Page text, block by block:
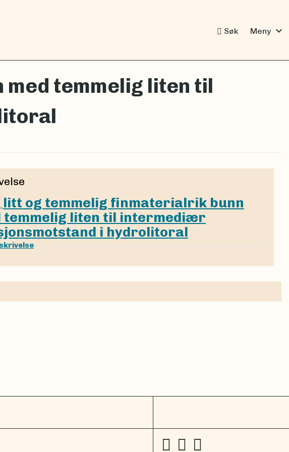
Søk Meny expand_more
temmelig liten til
litt og temmelig finmaterialrik bunn
temmelig liten til intermediær
i hydrolitoral